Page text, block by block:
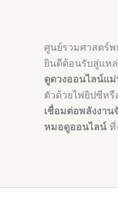
ศูนย์รวมศาสตร์
ยินดีต้อนรับสู่แห
ดูดวงออนไลน์แ
ตัวด้วยไพ่ยิปซีห
เชื่อมต่อพลังงา
หมอดูออนไลน์ ที่